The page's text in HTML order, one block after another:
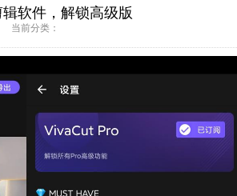
软件，解锁高级版
当前分类：